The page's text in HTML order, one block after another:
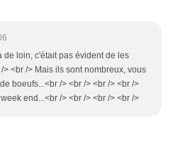
de loin, c'était pas évident de les
> <br /> Mais ils sont nombreux, vous
boeufs...<br /> <br /> <br /> <br />
end...<br /> <br /> <br /> <br />